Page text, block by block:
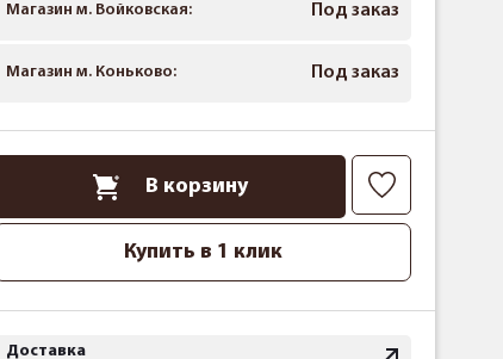
Магазин м. Войковская: Под заказ
Магазин м. Коньково: Под заказ
В корзину
Купить в 1 клик
Доставка